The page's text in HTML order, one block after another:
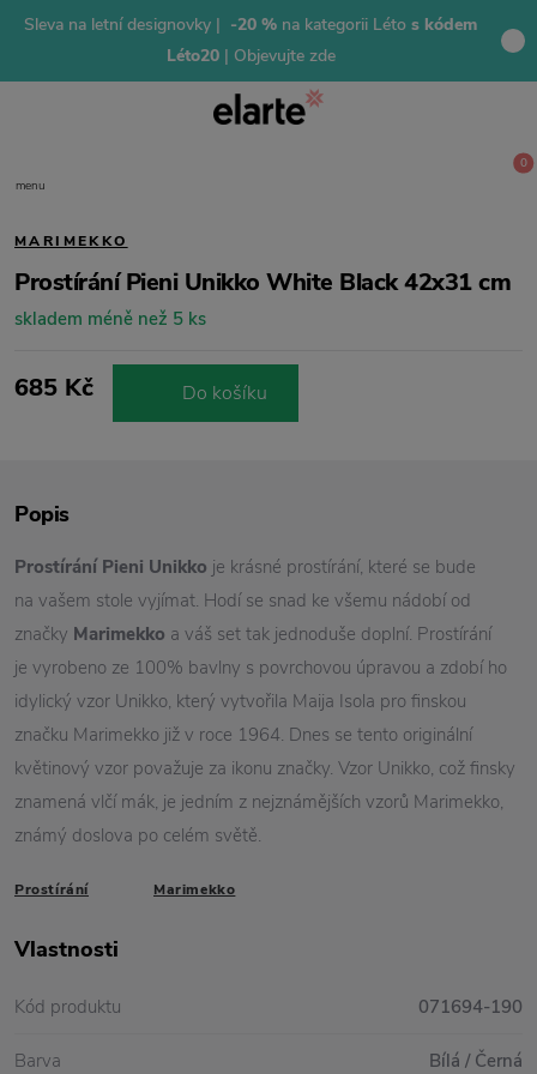
Sleva na letní designovky | -20 % na kategorii Léto s kódem
Léto20 | Objevujte zde
menu
0
MARIMEKKO
Prostírání Pieni Unikko White Black 42x31 cm
skladem méně než 5 ks
685 Kč Do košíku
Popis
Prostírání Pieni Unikko je krásné prostírání, které se bude
na vašem stole vyjímat. Hodí se snad ke všemu nádobí od
značky Marimekko a váš set tak jednoduše doplní. Prostírání
je vyrobeno ze 100% bavlny s povrchovou úpravou a zdobí ho
idylický vzor Unikko, který vytvořila Maija Isola pro finskou
značku Marimekko již v roce 1964. Dnes se tento originální
květinový vzor považuje za ikonu značky. Vzor Unikko, což finsky
znamená vlčí mák, je jedním z nejznámějších vzorů Marimekko,
známý doslova po celém světě.
Prostírání Marimekko
Vlastnosti
Kód produktu 071694-190
Barva Bílá / Černá